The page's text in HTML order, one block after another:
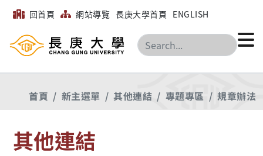
回首頁 網站導覽 長庚大學首頁 ENGLISH
搜尋
首頁 新主選單 其他連結 專題專區 規章辦法
其他連結